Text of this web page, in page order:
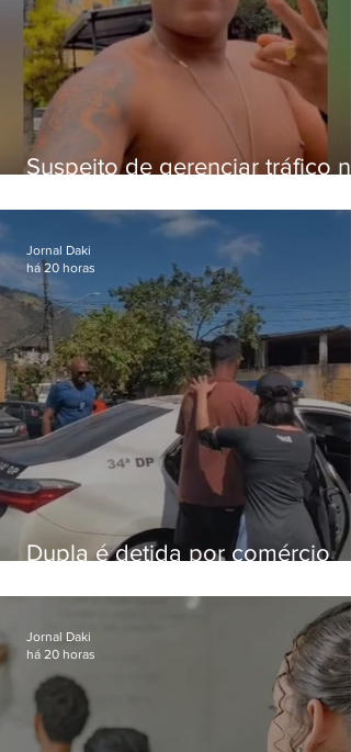
Suspeito de gerenciar tráfico na
foragido
Dupla é detida por comércio
Bangu
Jornal Daki
há 20 horas
Jornal Daki
há 20 horas